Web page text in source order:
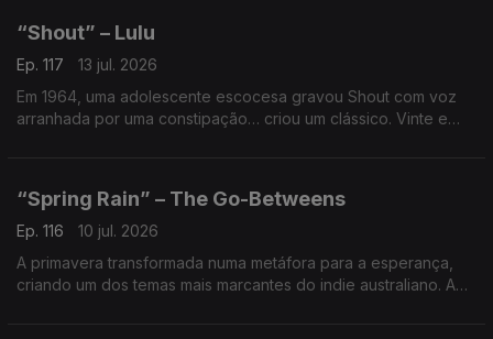
“Shout” – Lulu
Ep. 117
13 jul. 2026
Em 1964, uma adolescente escocesa gravou Shout com voz
arranhada por uma constipação… criou um clássico. Vinte e
“Spring Rain” – The Go-Betweens
Ep. 116
10 jul. 2026
A primavera transformada numa metáfora para a esperança,
criando um dos temas mais marcantes do indie australiano. A